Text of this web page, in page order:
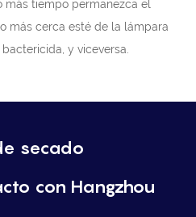
más tiempo permanezca el
más cerca esté de la lámpara
y viceversa.
secado
con Hangzhou